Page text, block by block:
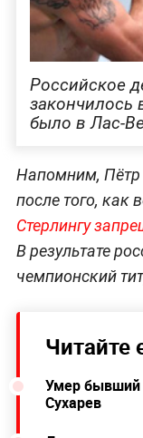
Российское
закончилось
было в Лас-
Напомним,
после того, как
Стерлингу
В результате
чемпионский
Читайте
Умер бывший
Сухарев